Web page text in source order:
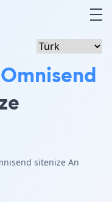
Omnisend
sitenize An